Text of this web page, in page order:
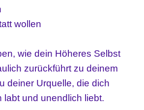
wollen
wie dein Höheres Selbst
zurückführt zu deinem
deiner Urquelle, die dich
labt und unendlich liebt.